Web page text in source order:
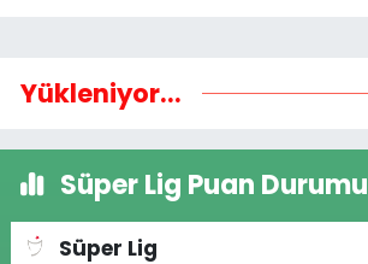
Yükleniyor...
Süper Lig Puan Durumu
Süper Lig